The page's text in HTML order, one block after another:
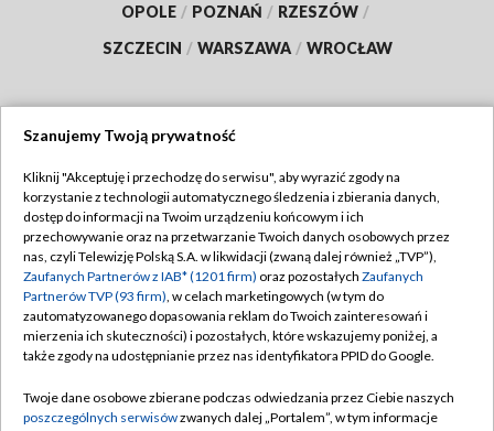
OPOLE / POZNAŃ / RZESZÓW /
SZCZECIN / WARSZAWA / WROCŁAW
TVP
Abonament TVP
Emisja w TVP
Centrum informacji TVP
Naziemna Telewizja Cyfrowa
Rada Programowa
Regulamin TVP
Polityka prywatności
Moje zgody
Pomoc
Kontakt
Szanujemy Twoją prywatność
Kliknij "Akceptuję i przechodzę do serwisu", aby wyrazić zgody na
korzystanie z technologii automatycznego śledzenia i zbierania danych,
dostęp do informacji na Twoim urządzeniu końcowym i ich
przechowywanie oraz na przetwarzanie Twoich danych osobowych przez
nas, czyli Telewizję Polską S.A. w likwidacji (zwaną dalej również „TVP”),
Zaufanych Partnerów z IAB* (1201 firm) oraz pozostałych Zaufanych
Partnerów TVP (93 firm), w celach marketingowych (w tym do
zautomatyzowanego dopasowania reklam do Twoich zainteresowań i
mierzenia ich skuteczności) i pozostałych, które wskazujemy poniżej, a
także zgody na udostępnianie przez nas identyfikatora PPID do Google.
Twoje dane osobowe zbierane podczas odwiedzania przez Ciebie naszych
poszczególnych serwisówzwanych dalej „Portalem”, w tym informacje